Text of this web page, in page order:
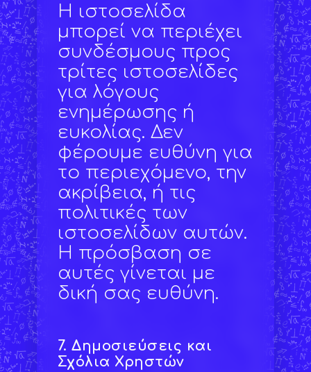
Η ιστοσελίδα
μπορεί να περιέχει
συνδέσμους προς
τρίτες ιστοσελίδες
για λόγους
ενημέρωσης ή
ευκολίας. Δεν
φέρουμε ευθύνη για
το περιεχόμενο, την
ακρίβεια, ή τις
πολιτικές των
ιστοσελίδων αυτών.
Η πρόσβαση σε
αυτές γίνεται με
δική σας ευθύνη.
7.Δημοσιεύσεις και
Σχόλια Χρηστών